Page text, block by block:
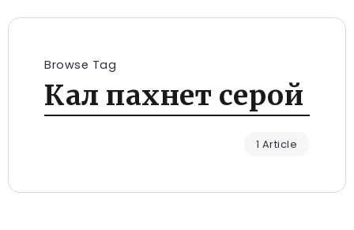
Browse Tag
Кал пахнет серой
1 Article